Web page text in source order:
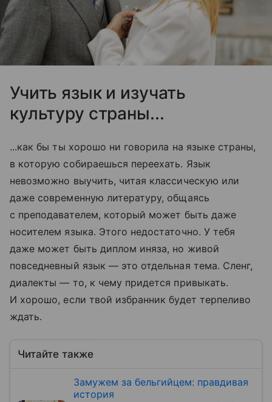
Учить язык и изучать
культуру страны...
...как бы ты хорошо ни говорила на языке страны,
в которую собираешься переехать. Язык
невозможно выучить, читая классическую или
даже современную литературу, общаясь
с преподавателем, который может быть даже
носителем языка. Этого недостаточно. У тебя
даже может быть диплом иняза, но живой
повседневный язык — это отдельная тема. Сленг,
диалекты — то, к чему придется привыкать.
И хорошо, если твой избранник будет терпеливо
ждать.
Читайте также
Замужем за бельгийцем: правдивая
история